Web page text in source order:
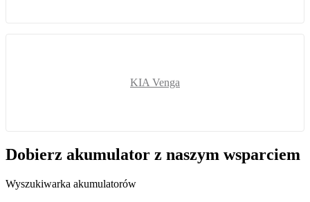
KIA Venga
Dobierz akumulator z naszym wsparciem
Wyszukiwarka akumulatorów